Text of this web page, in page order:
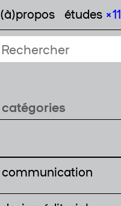
(à)propos études × 11
catégories
communication